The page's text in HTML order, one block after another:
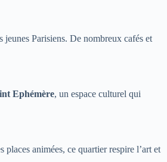
jeunes Parisiens. De nombreux cafés et
Ephémère, un espace culturel qui
places animées, ce quartier respire l’art et